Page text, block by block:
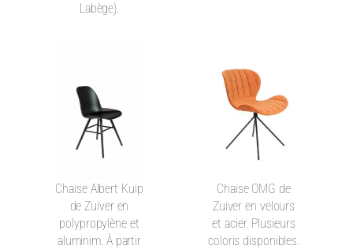
Labège).
Chaise Albert Kuip
de Zuiver en
polypropylène et
aluminim. À partir
Chaise OMG de
Zuiver en velours
et acier. Plusieurs
coloris disponibles.